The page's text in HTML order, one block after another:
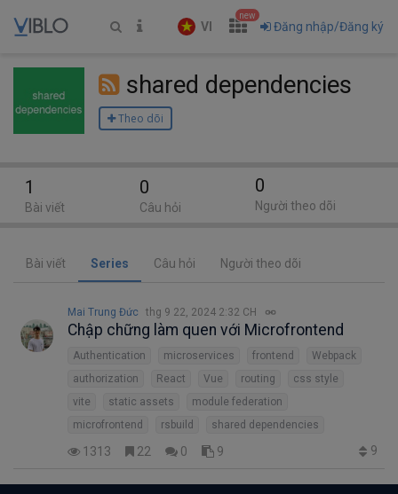
VI
new
Đăng nhập/Đăng ký
shared dependencies
Theo dõi
Bài viết Series Câu hỏi Người theo dõi
Mai Trung Đức thg 9 22, 2024 2:32 CH
Chập chững làm quen với Microfrontend
Authentication microservices frontend
Webpack
authorization
React Vue routing
css style
vite
static assets
module federation
microfrontend
rsbuild shared dependencies
1313 22 0 9 9
1
Bài viết
0
Câu hỏi
0
Người theo dõi